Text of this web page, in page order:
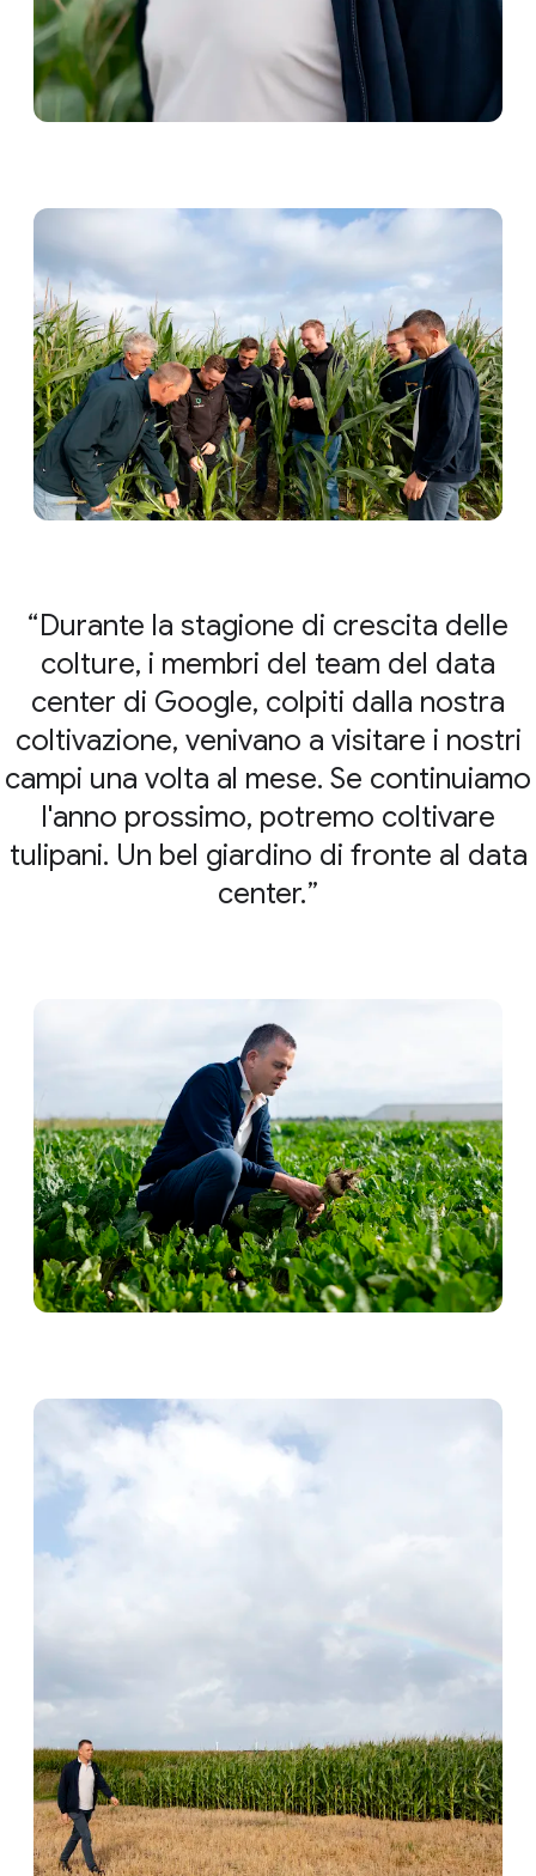
Durante la stagione di crescita delle
colture, i membri del team del data
center di Google, colpiti dalla nostra
coltivazione, venivano a visitare i nostri
campi una volta al mese. Se continuiamo
l'anno prossimo, potremo coltivare
tulipani. Un bel giardino di fronte al data
center.